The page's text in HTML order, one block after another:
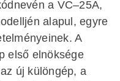
a VC–25A,
alapul, egyre
A
első elnöksége
új különgép, a